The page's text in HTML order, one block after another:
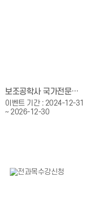
보조공학사 국가전문자격증
이벤트 기간 : 2024-12-31
~ 2026-12-30